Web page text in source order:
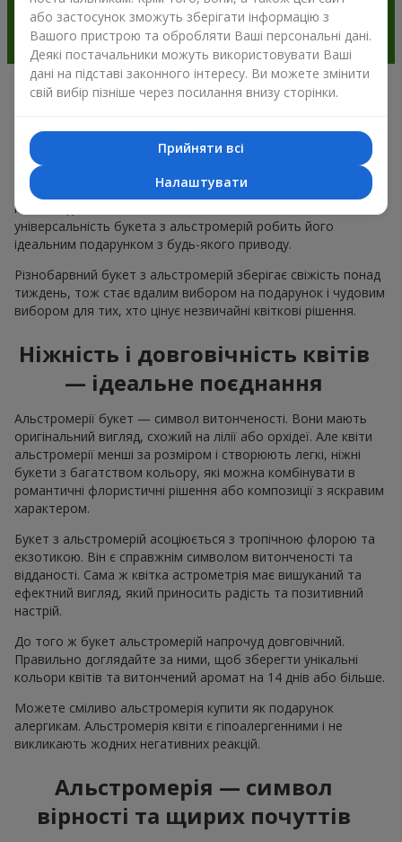
Чому варто вибрати букет з
альстромерії в м.Карлівка
Альстромерія квітка — це ніжність і естетика в одному
букеті. Чарівні кольори пелюсток і незвична форма ніжних
квітів подобається багатьом
універсальність букета з альстромерій робить його
ідеальним подарунком з будь-якого приводу.
Різнобарвний букет з альстромерій зберігає свіжість понад
тиждень, тож стає вдалим вибором на подарунок і чудовим
вибором для тих, хто цінує незвичайні квіткові рішення.
Ніжність і довговічність квітів
— ідеальне поєднання
Альстромерії букет — символ витонченості. Вони мають
оригінальний вигляд, схожий на лілії або орхідеї. Але квіти
альстромерії менші за розміром і створюють легкі, ніжні
букети з багатством кольору, які можна комбінувати в
романтичні флористичні рішення або композиції з яскравим
характером.
Букет з альстромерій асоціюється з тропічною флорою та
екзотикою. Він є справжнім символом витонченості та
відданості. Сама ж квітка астрометрія має вишуканий та
ефектний вигляд, який приносить радість та позитивний
настрій.
До того ж букет альстромерій напрочуд довговічний.
Правильно доглядайте за ними, щоб зберегти унікальні
кольори квітів та витончений аромат на 14 днів або більше.
Можете сміливо альстромерія купити як подарунок
алергикам. Альстромерія квіти є гіпоалергенними і не
викликають жодних негативних реакцій.
Альстромерія — символ
вірності та щирих почуттів
або застосунок зможуть зберігати інформацію з
Вашого пристрою та обробляти Ваші персональні дані.
Деякі постачальники можуть використовувати Ваші
дані на підставі законного інтересу. Ви можете змінити
свій вибір пізніше через посилання внизу сторінки.
Прийняти всі
Налаштувати